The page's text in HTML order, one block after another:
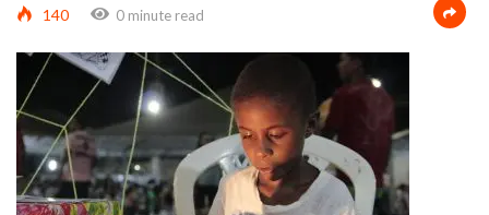
140 0 minute read